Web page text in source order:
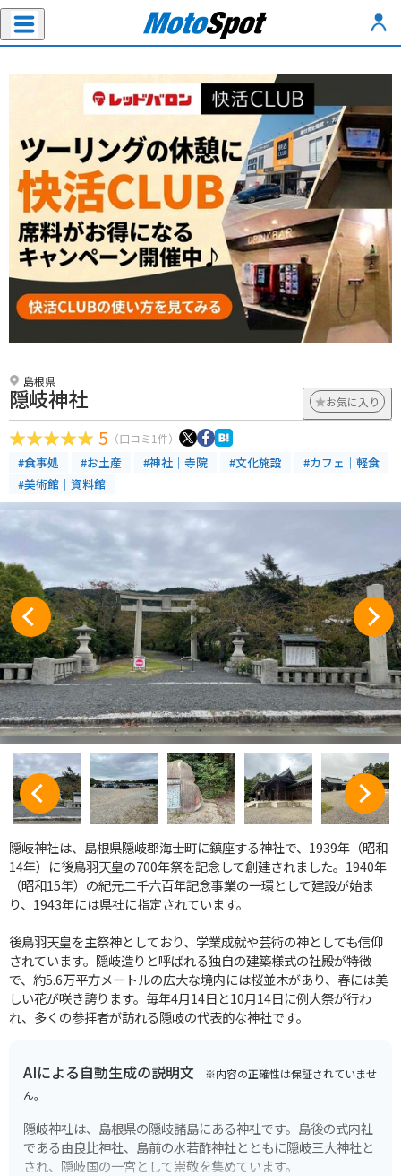
島根県
隠岐神社 お気に入り
5 （口コミ1件）
#食事処 #お土産 #神社｜寺院 #文化施設
#カフェ｜軽食
#美術館｜資料館
隠岐神社は、島根県隠岐郡海士町に鎮座する神社で、1939年（昭和
14年）に後鳥羽天皇の700年祭を記念して創建されました。1940年
（昭和15年）の紀元二千六百年記念事業の一環として建設が始ま
り、1943年には県社に指定されています。
後鳥羽天皇を主祭神としており、学業成就や芸術の神としても信仰
されています。隠岐造りと呼ばれる独自の建築様式の社殿が特徴
で、約5.6万平方メートルの広大な境内には桜並木があり、春には美
しい花が咲き誇ります。毎年4月14日と10月14日に例大祭が行わ
れ、多くの参拝者が訪れる隠岐の代表的な神社です。
AIによる自動生成の説明文 ※内容の正確性は保証されていませ
ん。
隠岐神社は、島根県の隠岐諸島にある神社です。島後の式内社
である由良比神社、島前の水若酢神社とともに隠岐三大神社と
され、隠岐国の一宮として崇敬を集めています。